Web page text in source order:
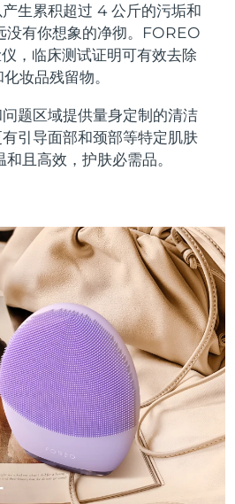
生累积超过 4 公斤的污垢和
没有你想象的净彻。FOREO
，临床测试证明可有效去除
妆品残留物。
题区域提供量身定制的清洁
引导面部和颈部等特定肌肤
且高效，护肤必需品。
4 套装
massage
4 Plus
4 Men
anti-aging massage
4 mini
skin, T-zone
4 go
or gym bag
紧致提拉
2 套装
toning
2 go
2 eyes & lips
line smoothing device
护理
anti-aging skincare
设备
facelift devices
套装
LED
and red light therapy
mini
therapy device for young skin
go
light therapy
口腔护理
plus
silicone sonic toothbrush
smile
sonic toothbrush
baby
0-3
aging
clinical anti-aging
LED治疗
NEW
scalp massager
肌肤年轻化
NEW
Red Light Therapy
预计送达日期8/8/26
预计送达日期
预计送达日期8/11/26
预计送达日期
预计送达日期8/12/26
预计送达日期8/12/26
预计送达日期 8/8/26
预计送达日期8/12/26
预计送达日期8/8/26
预计送达日期8/9/26
预计送达日期